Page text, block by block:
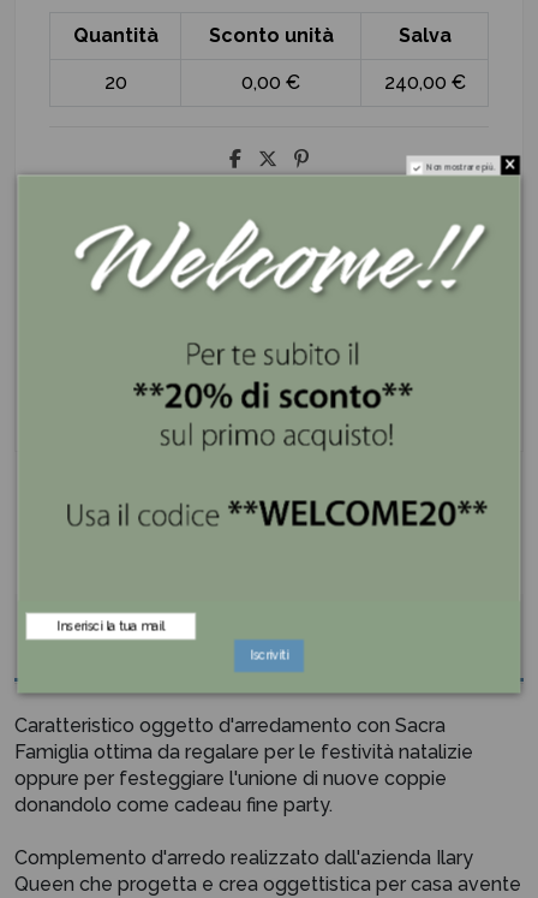
Quantità Sconto unità Salva
20 0,00 € 240,00 €
I nostri servizi
Se lo compri ora lo ricevi entro 3 giorni
Pagamenti sicuri e a rate con PayPal e Klarna
Descrizione
Caratteristico oggetto d'arredamento con Sacra
Famiglia ottima da regalare per le festività natalizie
oppure per festeggiare l'unione di nuove coppie
donandolo come cadeau fine party.
Complemento d'arredo realizzato dall'azienda Ilary
Queen che progetta e crea oggettistica per casa avente
Non mostrare più.
Iscriviti